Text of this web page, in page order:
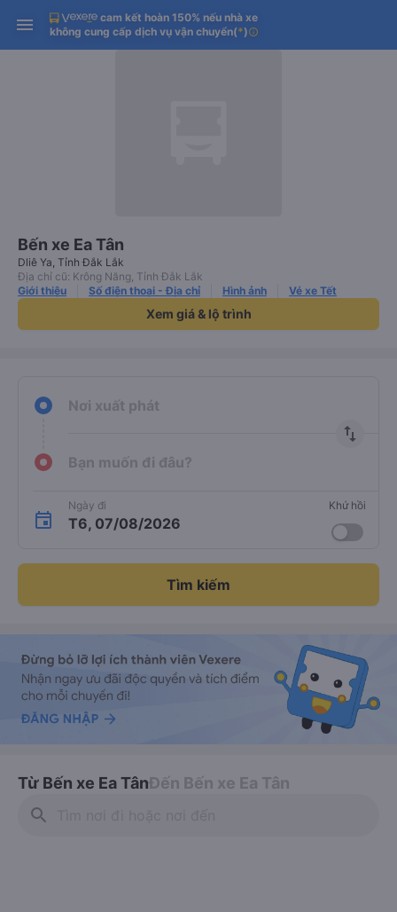
Tải app Vexere ngay!
Nhận ưu đãi thành viên độc
quyền
Tải app Vexere
-30k/ghế khi đặt vé máy bay qua
app
cam kết hoàn 150% nếu nhà xe
không cung cấp dịch vụ vận chuyển(*)info
Bến xe Ea Tân
Dliê Ya, Tỉnh Đắk Lắk
Địa chỉ cũ: Krông Năng, Tỉnh Đắk Lắk
Giới thiệu
Số điện thoại - Địa chỉ Hình ảnh Vé xe Tết
Xem giá & lộ trình
Nơi xuất phát
import_export
Bạn muốn đi đâu?
Ngày đi
T6, 07/08/2026
Khứ hồi
Tìm kiếm
Từ Bến xe Ea TânĐến Bến xe Ea Tân
search